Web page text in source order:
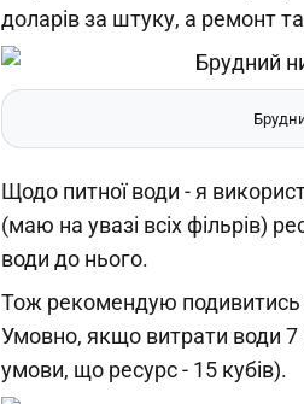
доларів за штуку, а ремонт
Щодо питної води - я
(маю на увазі всіх фільрів)
води до нього.
Тож рекомендую подивитись
Умовно, якщо витрати води 7
умови, що ресурс - 15 кубів).